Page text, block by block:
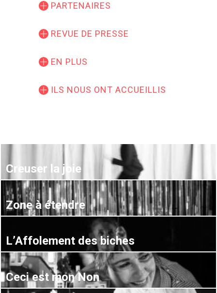
PARTENAIRES
REVUE DE PRESSE
EN PLUS
ILS NOUS ONT ACCUEILLIS
Creuser la joie
Zone à étendre
L’Affolement des biches
Ceci est mon Non